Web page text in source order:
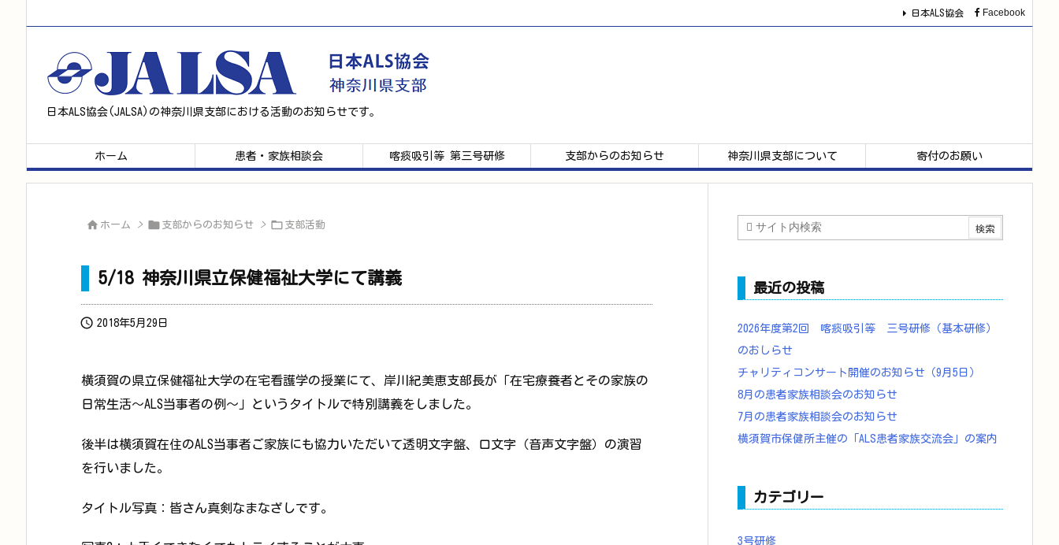
日本ALS協会(JALSA)の神奈川県支部における活動のお知らせです。
ホーム 患者・家族相談会 喀痰吸引等 第三号研修 支部からのお知らせ 神奈川県支部について 寄付のお願い
日本ALS協会 Facebook
 ホーム >  支部からのお知らせ >  支部活動
5/18 神奈川県立保健福祉大学にて講義
 2018年5月29日
横須賀の県立保健福祉大学の在宅看護学の授業にて、岸川紀美恵支部長が「在宅療養者とその家族の
日常生活～ALS当事者の例～」というタイトルで特別講義をしました。
後半は横須賀在住のALS当事者ご家族にも協力いただいて透明文字盤、口文字（音声文字盤）の演習
を行いました。
タイトル写真：皆さん真剣なまなざしです。
最近の投稿
2026年度第2回 喀痰吸引等 三号研修（基本研修）
のおしらせ
チャリティコンサート開催のお知らせ（9月5日）
8月の患者家族相談会のお知らせ
7月の患者家族相談会のお知らせ
横須賀市保健所主催の「ALS患者家族交流会」の案内
カテゴリー
3号研修